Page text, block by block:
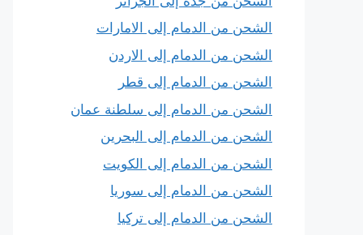
الشحن من الدمام إلى الامارات
الشحن من الدمام إلى الاردن
الشحن من الدمام إلى قطر
الشحن من الدمام إلى سلطنة عمان
الشحن من الدمام إلى البحرين
الشحن من الدمام إلى الكويت
الشحن من الدمام إلى سوريا
الشحن من الدمام إلى تركيا